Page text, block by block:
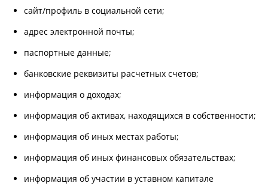
сайт/профиль в социальной сети;
адрес электронной почты;
паспортные данные;
банковские реквизиты расчетных счетов;
информация о доходах;
информация об активах, находящихся в собственности;
информация об иных местах работы;
информация об иных финансовых обязательствах;
информация об участии в уставном капитале